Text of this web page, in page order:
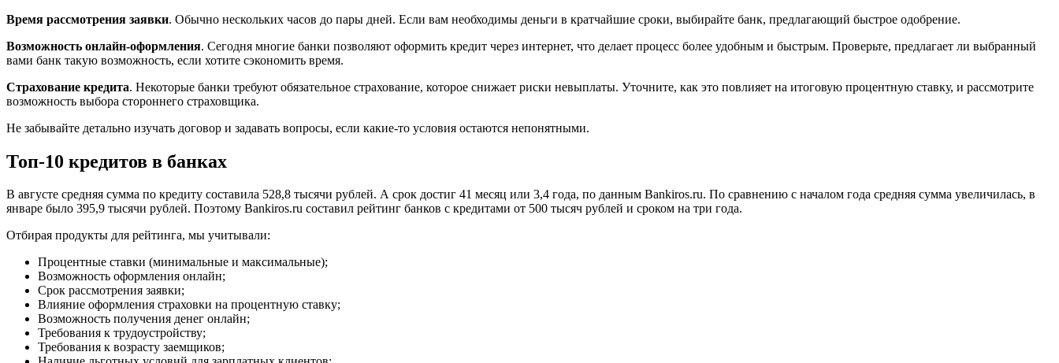
Время рассмотрения заявки. Обычно нескольких часов до пары дней. Если вам необходимы деньги в кратчайшие сроки, выбирайте банк, предлагающий быстрое одобрение.
Возможность онлайн-оформления. Сегодня многие банки позволяют оформить кредит через интернет, что делает процесс более удобным и быстрым. Проверьте, предлагает ли выбранный
вами банк такую возможность, если хотите сэкономить время.
Страхование кредита. Некоторые банки требуют обязательное страхование, которое снижает риски невыплаты. Уточните, как это повлияет на итоговую процентную ставку, и рассмотрите
возможность выбора стороннего страховщика.
Не забывайте детально изучать договор и задавать вопросы, если какие-то условия остаются непонятными.
Топ-10 кредитов в банках
В августе средняя сумма по кредиту составила 528,8 тысячи рублей. А срок достиг 41 месяц или 3,4 года, по данным Bankiros.ru. По сравнению с началом года средняя сумма увеличилась, в
январе было 395,9 тысячи рублей. Поэтому Bankiros.ru составил рейтинг банков с кредитами от 500 тысяч рублей и сроком на три года.
Отбирая продукты для рейтинга, мы учитывали:
Процентные ставки (минимальные и максимальные);
Возможность оформления онлайн;
Срок рассмотрения заявки;
Влияние оформления страховки на процентную ставку;
Возможность получения денег онлайн;
Требования к трудоустройству;
Требования к возрасту заемщиков;